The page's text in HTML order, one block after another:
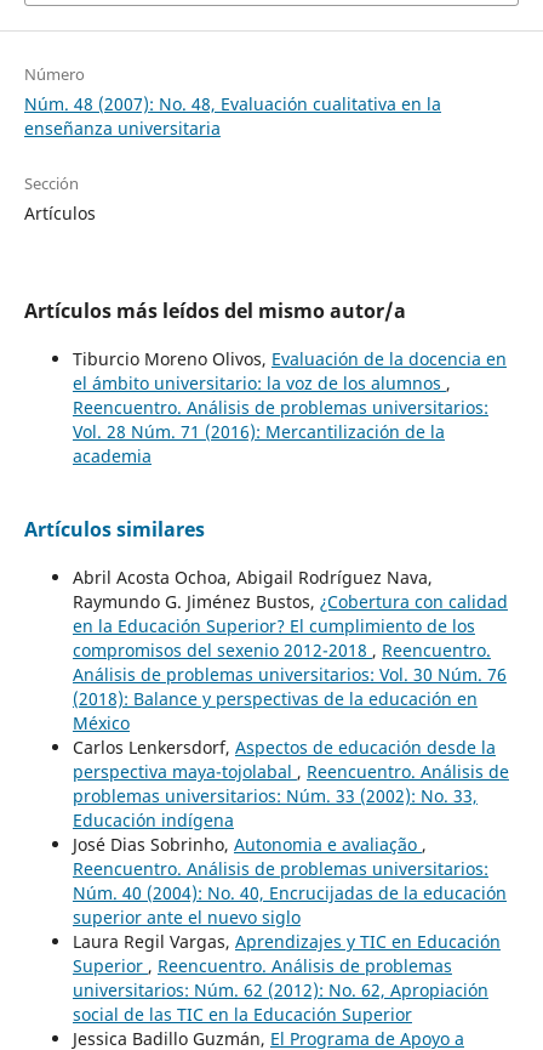
Número
Núm. 48 (2007): No. 48, Evaluación cualitativa en la
enseñanza universitaria
Sección
Artículos
Artículos más leídos del mismo autor/a
Tiburcio Moreno Olivos, Evaluación de la docencia en
el ámbito universitario: la voz de los alumnos ,
Reencuentro. Análisis de problemas universitarios:
Vol. 28 Núm. 71 (2016): Mercantilización de la
academia
Artículos similares
Abril Acosta Ochoa, Abigail Rodríguez Nava,
Raymundo G. Jiménez Bustos, ¿Cobertura con calidad
en la Educación Superior? El cumplimiento de los
compromisos del sexenio 2012-2018 , Reencuentro.
Análisis de problemas universitarios: Vol. 30 Núm. 76
(2018): Balance y perspectivas de la educación en
México
Carlos Lenkersdorf, Aspectos de educación desde la
perspectiva maya-tojolabal , Reencuentro. Análisis de
problemas universitarios: Núm. 33 (2002): No. 33,
Educación indígena
José Dias Sobrinho, Autonomia e avaliação ,
Reencuentro. Análisis de problemas universitarios:
Núm. 40 (2004): No. 40, Encrucijadas de la educación
superior ante el nuevo siglo
Laura Regil Vargas, Aprendizajes y TIC en Educación
Superior , Reencuentro. Análisis de problemas
universitarios: Núm. 62 (2012): No. 62, Apropiación
social de las TIC en la Educación Superior
Jessica Badillo Guzmán, El Programa de Apoyo a